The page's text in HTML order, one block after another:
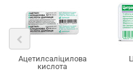
Ацетилсаліцилова
кислота